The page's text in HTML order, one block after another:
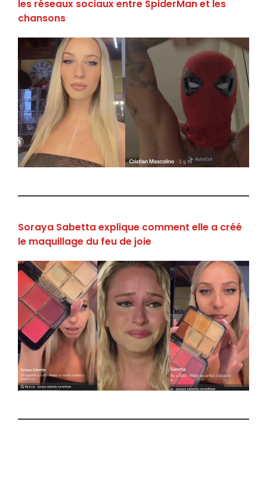
les réseaux sociaux entre SpiderMan et les
chansons
Soraya Sabetta explique comment elle a créé
le maquillage du feu de joie